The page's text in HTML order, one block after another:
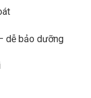
dễ bảo dưỡng